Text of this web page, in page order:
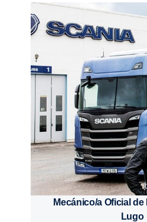
Mecánico/a Oficial de Primera Scania
Lugo